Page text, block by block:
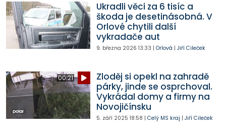
Ukradli věci za 6 tisíc a
škoda je desetinásobná. V
Orlové chytili další
vykradače aut
9. března 2026 13:33 | Orlová | Jiří Cileček
00:21
Zloděj si opekl na zahradě
párky, jinde se osprchoval.
Vykrádal domy a firmy na
Novojičínsku
5. září 2025 18:58 | Celý MS kraj | Jiří Cileček